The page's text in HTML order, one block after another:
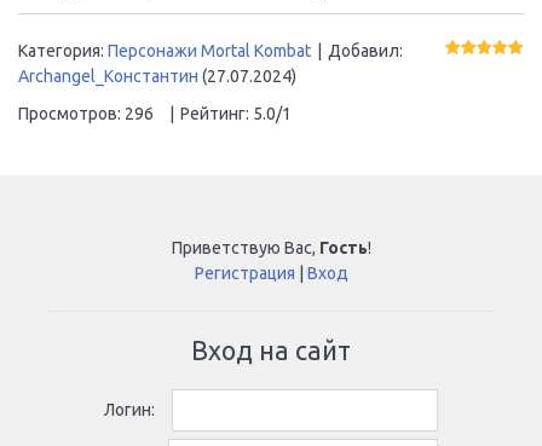
Категория: Персонажи Mortal Kombat Добавил:
Archangel_Константин (27.07.2024)
Просмотров: 296 Рейтинг: 5.0/1
Приветствую Вас, Гость!
Регистрация
Вход
Вход на сайт
Логин: